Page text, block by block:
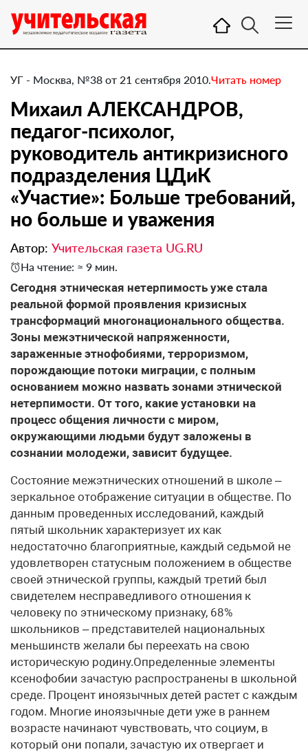
УГ - Москва, №38 от 21 сентября 2010.Читать номер
Михаил АЛЕКСАНДРОВ,
педагог-психолог,
руководитель антикризисного
подразделения ЦДиК
«Участие»: Больше требований,
но больше и уважения
Автор: Учительская газета UG.RU
На чтение: ≈ 9 мин.
​Сегодня этническая нетерпимость уже стала
реальной формой проявления кризисных
трансформаций многонационального общества.
Зоны межэтнической напряженности,
зараженные этнофобиями, терроризмом,
порождающие потоки миграции, с полным
основанием можно назвать зонами этнической
нетерпимости. От того, какие установки на
процесс общения личности с миром,
окружающими людьми будут заложены в
сознании молодежи, зависит будущее.
Состояние межэтнических отношений в школе –
зеркальное отображение ситуации в обществе. По
данным проведенных исследований, каждый
пятый школьник характеризует их как
недостаточно благоприятные, каждый седьмой не
удовлетворен статусным положением в обществе
своей этнической группы, каждый третий был
свидетелем несправедливого отношения к
человеку по этническому признаку, 68%
школьников – представителей национальных
меньшинств желали бы переехать на свою
историческую родину.Определенные элементы
ксенофобии зачастую распространены в школьной
среде. Процент иноязычных детей растет с каждым
годом. Многие иноязычные дети уже в раннем
возрасте начинают чувствовать, что социум, в
который они попали, зачастую их отвергает и